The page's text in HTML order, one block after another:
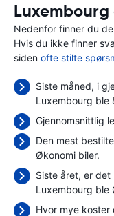
Nedenfor finner du
Hvis du ikke finner
siden ofte stilte
Siste måned, i
Luxembourg ble
Gjennomsnittlig
Den mest
Økonomi biler.
Siste året, er
Luxembourg ble
Hvor mye koster